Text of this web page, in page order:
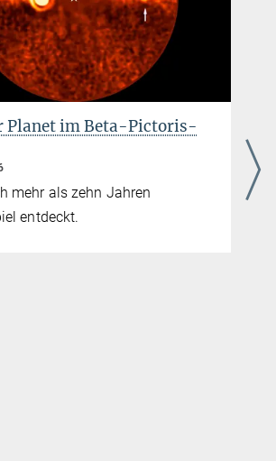
Planet im Beta-Pictoris-
mehr als zehn Jahren
entdeckt.